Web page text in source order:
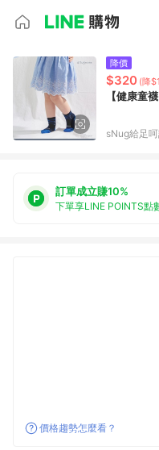
降價
$320 (降
【健康童
sNug給足
訂單成立賺10%
下單享LINE POINTS點
價格趨勢怎麼看？